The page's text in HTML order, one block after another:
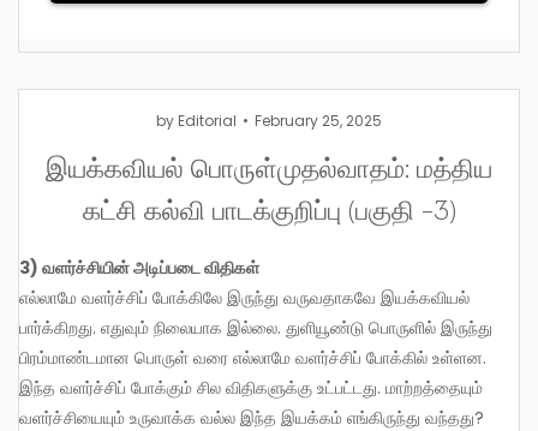
by Editorial February 25, 2025
இயக்கவியல் பொருள்முதல்வாதம்: மத்திய
கட்சி கல்வி பாடக்குறிப்பு (பகுதி -3)
வளர்ச்சியின்அடிப்படைவிதிகள்
எல்லாமே வளர்ச்சிப் போக்கிலே இருந்து வருவதாகவே இயக்கவியல்
பார்க்கிறது. எதுவும் நிலையாக இல்லை. துளியூண்டு பொருளில் இருந்து
பிரம்மாண்டமான பொருள் வரை எல்லாமே வளர்ச்சிப் போக்கில் உள்ளன.
இந்த வளர்ச்சிப் போக்கும் சில விதிகளுக்கு உட்பட்டது‌. மாற்றத்தையும்
வளர்ச்சியையும் உருவாக்க வல்ல இந்த இயக்கம் எங்கிருந்து வந்தது?